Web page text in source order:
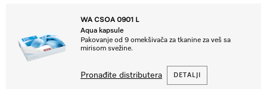
WA CSOA 0901 L
Aqua kapsule
Pakovanje od 9 omekšivača za tkanine za veš sa
mirisom svežine.
DETALJI
Pronađite distributera